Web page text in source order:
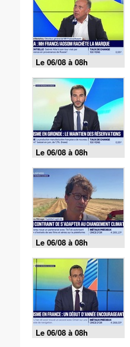
Le 06/08 à 08h
Le 06/08 à 08h
Le 06/08 à 08h
Le 06/08 à 08h